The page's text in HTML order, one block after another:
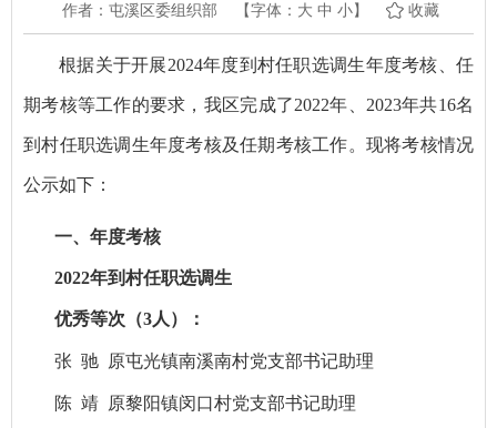
作者：屯溪区委组织部
【字体： 大 中 小】 收藏
根据关于开展2024年度到村任职选调生年度考核、任
期考核等工作的要求，我区完成了2022年、2023年共16名
到村任职选调生年度考核及任期考核工作。现将考核情况
公示如下：
一、年度考核
2022年到村任职选调生
优秀等次（3人）：
张 驰 原屯光镇南溪南村党支部书记助理
陈 靖 原黎阳镇闵口村党支部书记助理